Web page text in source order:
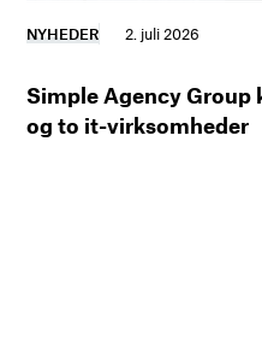
NYHEDER 2. juli 2026
Simple Agency Group
og to it-virksomheder